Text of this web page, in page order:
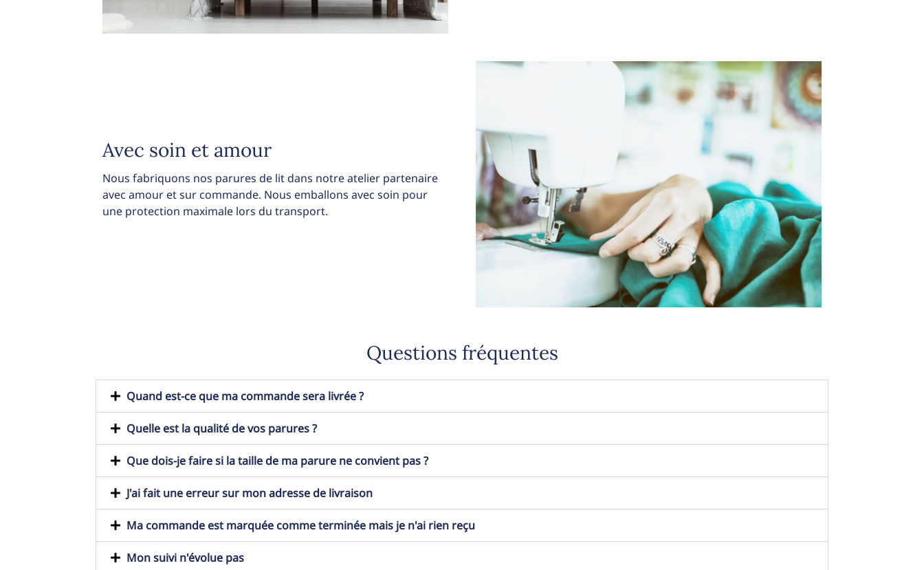
Avec soin et amour
Nous fabriquons nos parures de lit dans notre atelier partenaire
avec amour et sur commande. Nous emballons avec soin pour
une protection maximale lors du transport.
Questions fréquentes
Quand est-ce que ma commande sera livrée ?
Quelle est la qualité de vos parures ?
Que dois-je faire si la taille de ma parure ne convient pas ?
J'ai fait une erreur sur mon adresse de livraison
Ma commande est marquée comme terminée mais je n'ai rien reçu
Mon suivi n'évolue pas